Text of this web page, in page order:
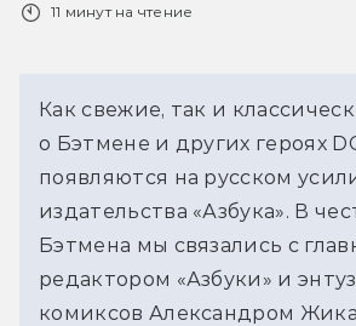
11 минут на чтение
Как свежие, так и
о Бэтмене и других героях
появляются на русском
издательства «Азбука». В
Бэтмена мы связались с
редактором «Азбуки» и
комиксов Александром